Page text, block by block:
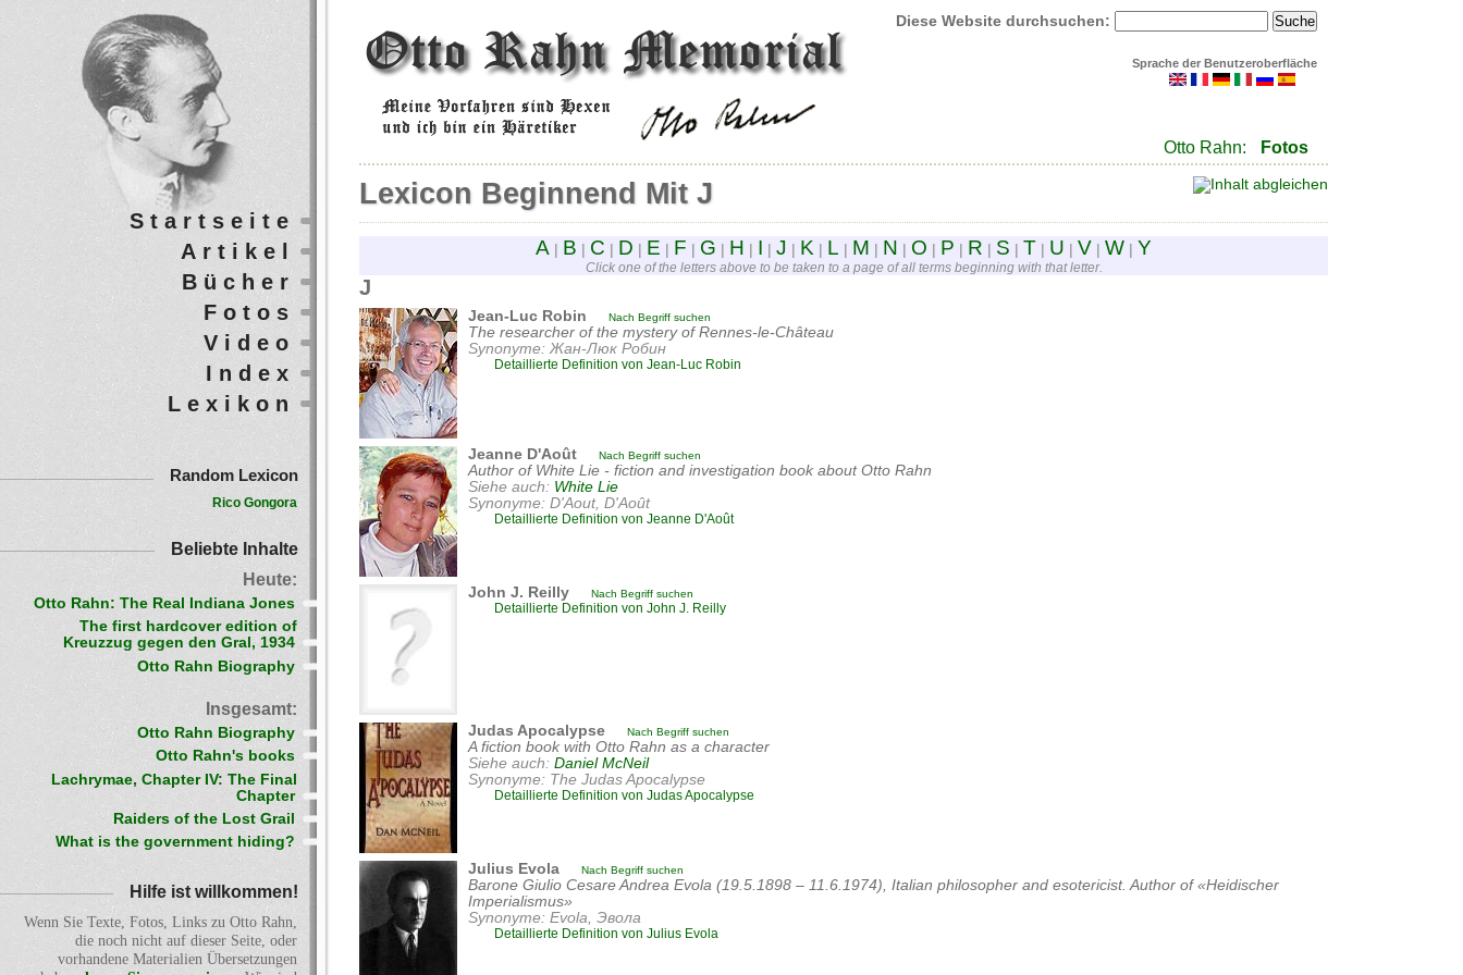
Diese Website durchsuchen:
Sprache der Benutzeroberfläche
Otto Rahn: Fotos
Lexicon Beginnend Mit J
A B C D E F G H I J K L M N O P R S T U V W Y
Click one of the letters above to be taken to a page of all terms beginning with that letter.
J
Jean-Luc Robin Nach Begriff suchen
The researcher of the mystery of Rennes-le-Château
Synonyme: Жан-Люк Робин
Detaillierte Definition von Jean-Luc Robin
Jeanne D'Août Nach Begriff suchen
Author of White Lie - fiction and investigation book about Otto Rahn
Siehe auch: White Lie
Synonyme: D'Aout, D'Août
Detaillierte Definition von Jeanne D'Août
John J. Reilly Nach Begriff suchen
Detaillierte Definition von John J. Reilly
Judas Apocalypse Nach Begriff suchen
A fiction book with Otto Rahn as a character
Siehe auch: Daniel McNeil
Synonyme: The Judas Apocalypse
Detaillierte Definition von Judas Apocalypse
Julius Evola Nach Begriff suchen
Barone Giulio Cesare Andrea Evola (19.5.1898 – 11.6.1974), Italian philosopher and esotericist. Author of «Heidischer
Imperialismus»
Synonyme: Evola, Эвола
Detaillierte Definition von Julius Evola
Startseite
Artikel
Bücher
Fotos
Video
Index
Lexikon
Random Lexicon
Rico Gongora
Beliebte Inhalte
Heute:
Otto Rahn: The Real Indiana Jones
The first hardcover edition of
Kreuzzug gegen den Gral, 1934
Otto Rahn Biography
Insgesamt:
Otto Rahn Biography
Otto Rahn's books
Lachrymae, Chapter IV: The Final
Chapter
Raiders of the Lost Grail
What is the government hiding?
Hilfe ist willkommen!
Wenn Sie Texte, Fotos, Links zu Otto Rahn,
die noch nicht auf dieser Seite, oder
vorhandene Materialien Übersetzungen